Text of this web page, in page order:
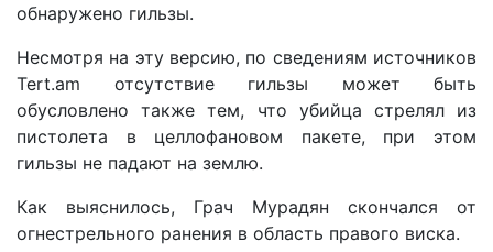
обнаружено гильзы.
Несмотря на эту версию, по сведениям источников
Tert.am отсутствие гильзы может быть
обусловлено также тем, что убийца стрелял из
пистолета в целлофановом пакете, при этом
гильзы не падают на землю.
Как выяснилось, Грач Мурадян скончался от
огнестрельного ранения в область правого виска.